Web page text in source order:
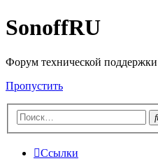
SonoffRU
Форум технической поддержки
Пропустить
Ссылки